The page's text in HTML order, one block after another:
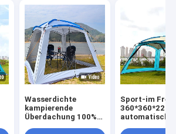
Wasserdichte
kampierende
Überdachung 100%
Sport-im
automatische